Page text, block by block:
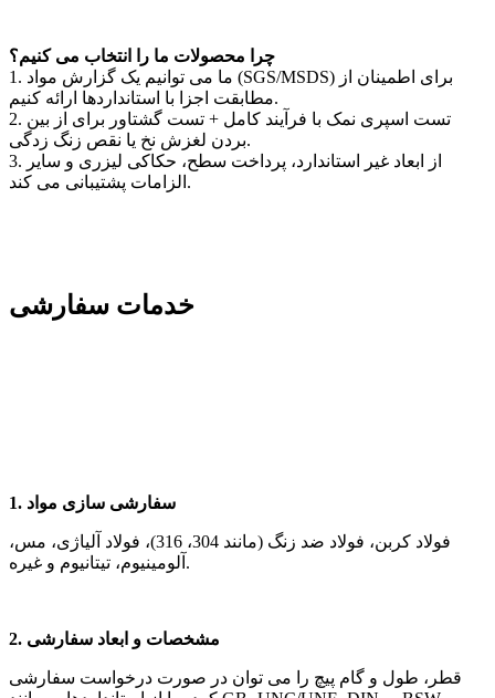
چرا محصولات ما را انتخاب می کنیم؟
1. ما می توانیم یک گزارش مواد (SGS/MSDS) برای اطمینان از
مطابقت اجزا با استانداردها ارائه کنیم.
2. تست اسپری نمک با فرآیند کامل + تست گشتاور برای از بین
بردن لغزش نخ یا نقص زنگ زدگی.
3. از ابعاد غیر استاندارد، پرداخت سطح، حکاکی لیزری و سایر
الزامات پشتیبانی می کند.
خدمات سفارشی
1. سفارشی سازی مواد
فولاد کربن، فولاد ضد زنگ (مانند 304، 316)، فولاد آلیاژی، مس،
آلومینیوم، تیتانیوم و غیره.
2. مشخصات و ابعاد سفارشی
قطر، طول و گام پیچ را می توان در صورت درخواست سفارشی